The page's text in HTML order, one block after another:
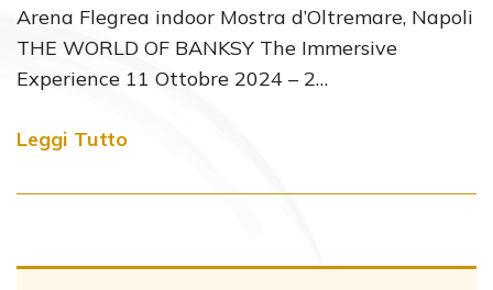
Arena Flegrea indoor Mostra d’Oltremare, Napoli
THE WORLD OF BANKSY The Immersive
Experience 11 Ottobre 2024 – 2…
Leggi Tutto